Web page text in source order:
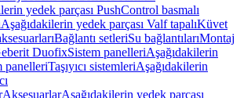
yedek parçası PushControl basmalı
Aşağıdakilerin yedek parçası Valf tapalıKüvet
Bağlantı setleriSu bağlantılarıMontaj
DuofixSistem panelleriAşağıdakilerin
panelleriTaşıyıcı sistemleriAşağıdakilerin
AksesuarlarAşağıdakilerin yedek parçası